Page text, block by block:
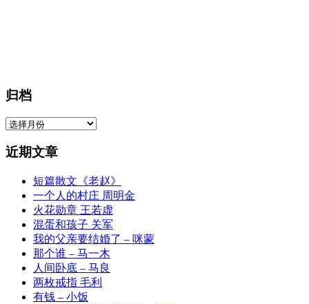
归档
归
近期文章
短篇散文《老赵》
一个人的村庄 周明金
火花勋章 王若虚
混蛋和孩子 关军
我的父亲要结婚了 – 咪蒙
那个谁 – 马一木
人间卧底 – 马良
两枚戒指 毛利
有钱 – 小饭